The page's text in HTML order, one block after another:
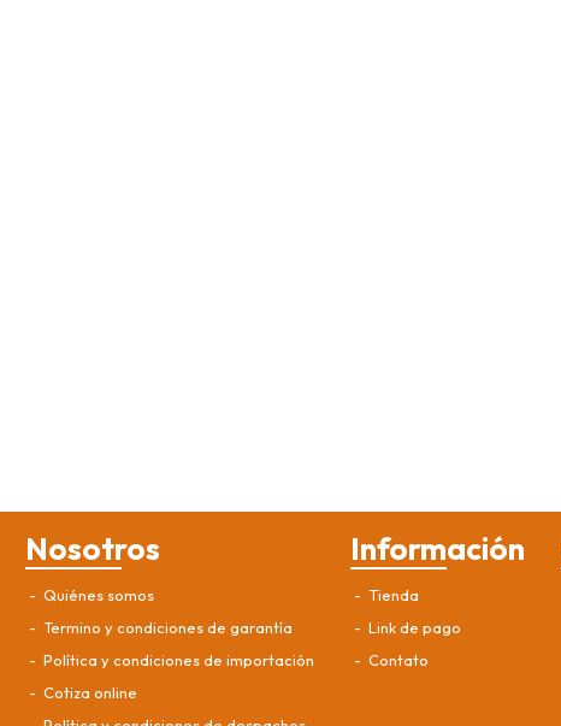
Nosotros
Quiénes somos
Termino y condiciones de garantía
Política y condiciones de importación
Cotiza online
Información
Tienda
Link de pago
Contato